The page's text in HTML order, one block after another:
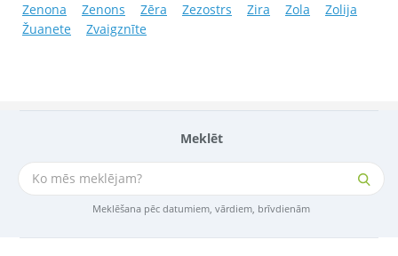
Meklēt
Meklēšana pēc datumiem, vārdiem, brīvdienām
Zenona
Zenons Zēra Zezostrs Zira Zola
Zolija
Žuanete
Zvaigznīte